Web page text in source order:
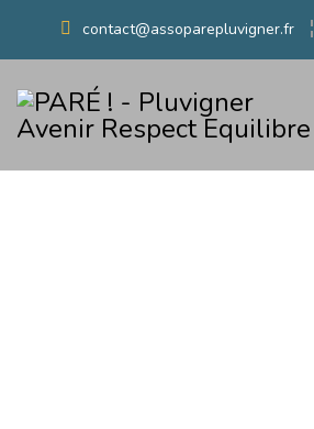
contact@assoparepluvigner.fr